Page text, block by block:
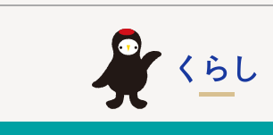
くらし